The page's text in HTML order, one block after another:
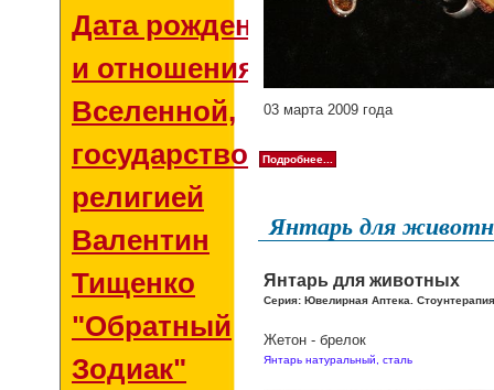
Дата рождения
и отношения со
Вселенной,
государством и
религией
Валентин
Тищенко
"Обратный
Зодиак"
03 марта 2009 года
Подробнее...
Янтарь для
Янтарь для животных
Серия: Ювелирная Аптека.
Жетон - брелок
Янтарь натуральный, сталь